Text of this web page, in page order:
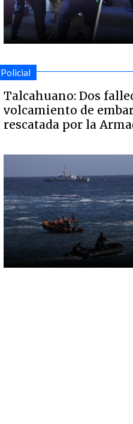
Policial
Talcahuano: Dos
volcamiento de
rescatada por la